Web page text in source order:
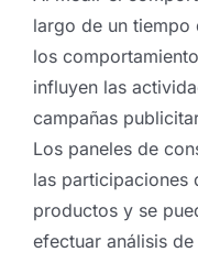
largo de un
los
influyen las
campañas
Los paneles de
las participaciones
productos y se
efectuar análisis de